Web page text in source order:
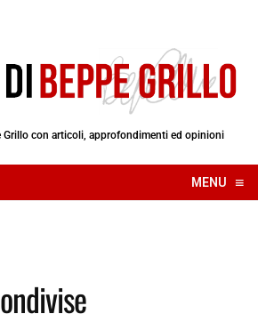
Grillo con articoli, approfondimenti ed opinioni
MENU ≡
☰